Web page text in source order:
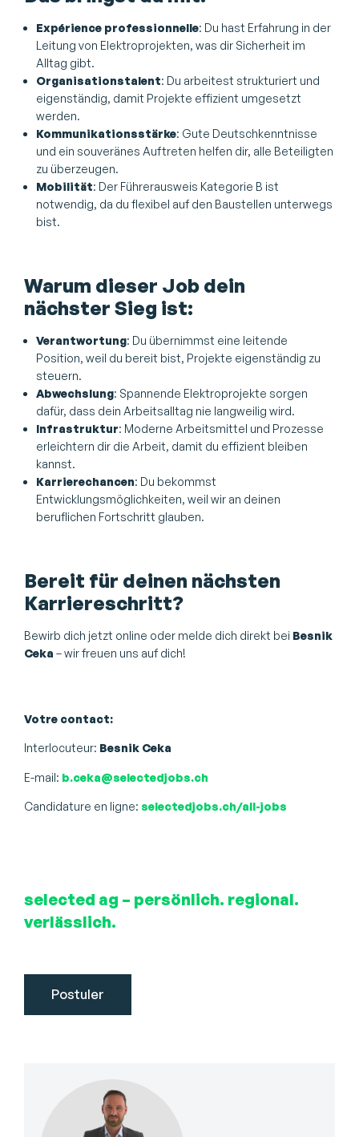
Expérience professionnelle: Du hast Erfahrung in der
Leitung von Elektroprojekten, was dir Sicherheit im
Alltag gibt.
Organisationstalent: Du arbeitest strukturiert und
eigenständig, damit Projekte effizient umgesetzt
werden.
Kommunikationsstärke: Gute Deutschkenntnisse
und ein souveränes Auftreten helfen dir, alle Beteiligten
zu überzeugen.
Mobilität: Der Führerausweis Kategorie B ist
notwendig, da du flexibel auf den Baustellen unterwegs
bist.
Warum dieser Job dein
nächster Sieg ist:
Verantwortung: Du übernimmst eine leitende
Position, weil du bereit bist, Projekte eigenständig zu
steuern.
Abwechslung: Spannende Elektroprojekte sorgen
dafür, dass dein Arbeitsalltag nie langweilig wird.
Infrastruktur: Moderne Arbeitsmittel und Prozesse
erleichtern dir die Arbeit, damit du effizient bleiben
kannst.
Karrierechancen: Du bekommst
Entwicklungsmöglichkeiten, weil wir an deinen
beruflichen Fortschritt glauben.
Bereit für deinen nächsten
Karriereschritt?
Bewirb dich jetzt online oder melde dich direkt bei Besnik
Ceka – wir freuen uns auf dich!
Votre contact:
Interlocuteur: Besnik Ceka
E-mail: b.ceka@selectedjobs.ch
Candidature en ligne: selectedjobs.ch/all-jobs
selected ag – persönlich. regional.
verlässlich.